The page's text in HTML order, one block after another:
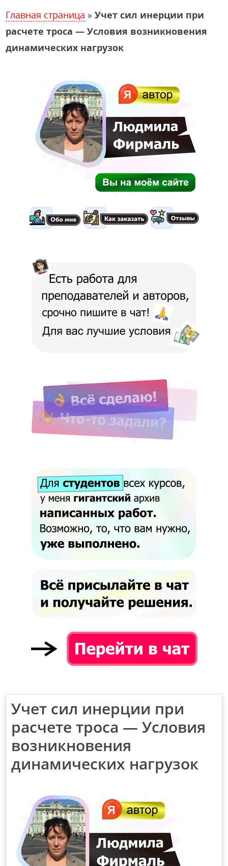
Главная страница »Учет сил инерции при
расчете троса — Условия возникновения
динамических нагрузок
Учет сил инерции при
расчете троса — Условия
возникновения
динамических нагрузок